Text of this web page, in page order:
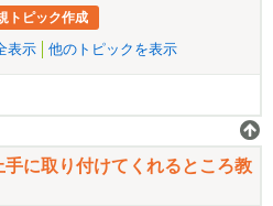
トピック作成
表示 他のトピックを表示
手に取り付けてくれるところ教